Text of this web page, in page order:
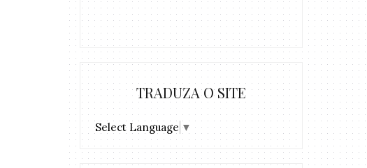
TRADUZA O SITE
Select Language ▼